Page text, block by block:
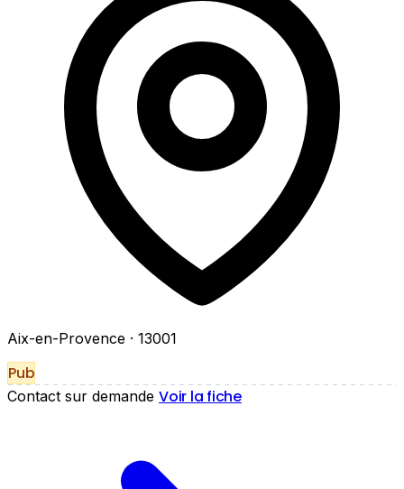
Aix-en-Provence · 13001
Pub
Contact sur demande Voir la fiche